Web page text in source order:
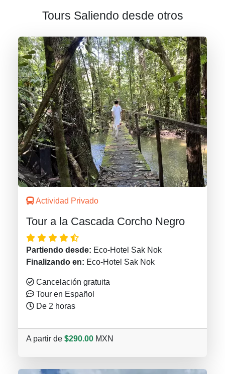
Tours Saliendo desde otros
Actividad Privado
Tour a la Cascada Corcho Negro
Partiendo desde: Eco-Hotel Sak Nok
Finalizando en: Eco-Hotel Sak Nok
Cancelación gratuita
Tour en Español
De 2 horas
A partir de $290.00 MXN